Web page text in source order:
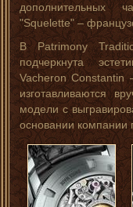
дополнительных
"Squelette" –
В Patrimony
подчеркнута
Vacheron Constantin
изготавливаются
модели с
основании компании